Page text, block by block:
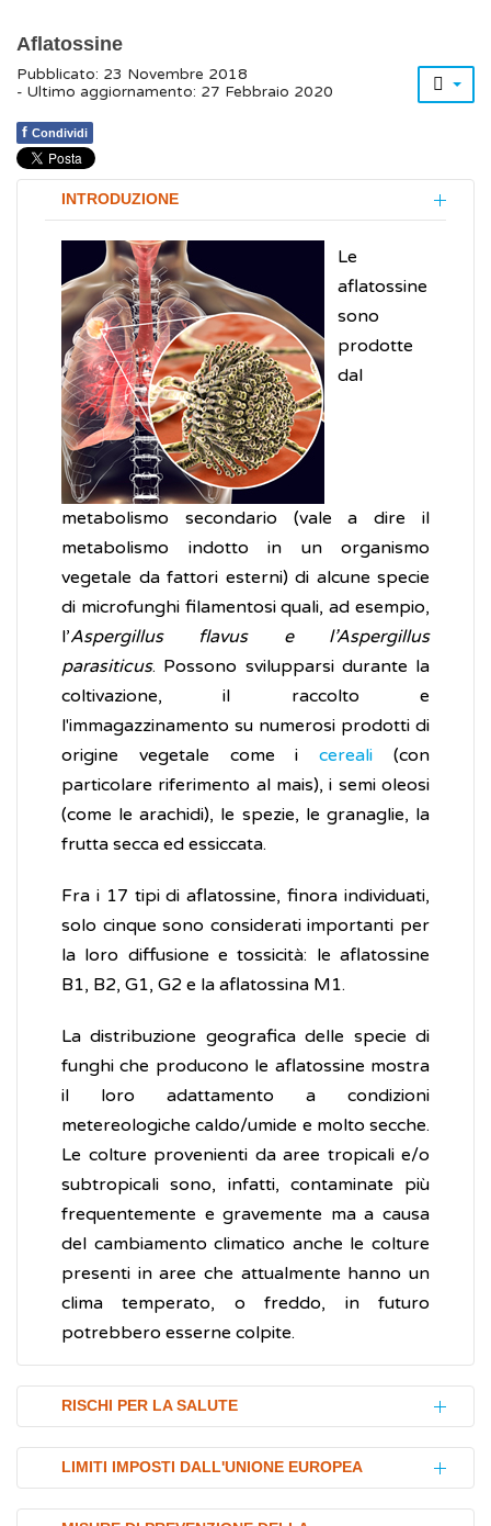
Aflatossine
Pubblicato: 23 Novembre 2018
- Ultimo aggiornamento: 27 Febbraio 2020
f Condividi
INTRODUZIONE
Le
aflatossine
sono
prodotte
dal
metabolismo secondario (vale a dire il
metabolismo indotto in un organismo
vegetale da fattori esterni) di alcune specie
di microfunghi filamentosi quali, ad esempio,
l’Aspergillus flavus e l’Aspergillus
parasiticus. Possono svilupparsi durante la
coltivazione, il raccolto e
l'immagazzinamento su numerosi prodotti di
origine vegetale come icereali (con
particolare riferimento al mais), i semi oleosi
(come le arachidi), le spezie, le granaglie, la
frutta secca ed essiccata.
Fra i 17 tipi di aflatossine, finora individuati,
solo cinque sono considerati importanti per
la loro diffusione e tossicità: le aflatossine
B1, B2, G1, G2 e la aflatossina M1.
La distribuzione geografica delle specie di
funghi che producono le aflatossine mostra
il loro adattamento a condizioni
metereologiche caldo/umide e molto secche.
Le colture provenienti da aree tropicali e/o
subtropicali sono, infatti, contaminate più
frequentemente e gravemente ma a causa
del cambiamento climatico anche le colture
presenti in aree che attualmente hanno un
clima temperato, o freddo, in futuro
potrebbero esserne colpite.
RISCHI PER LA SALUTE
Le aflatossine hanno la capacità di creare
danni alla salute (tossicità) sia a breve-medio
LIMITI IMPOSTI DALL'UNIONE EUROPEA